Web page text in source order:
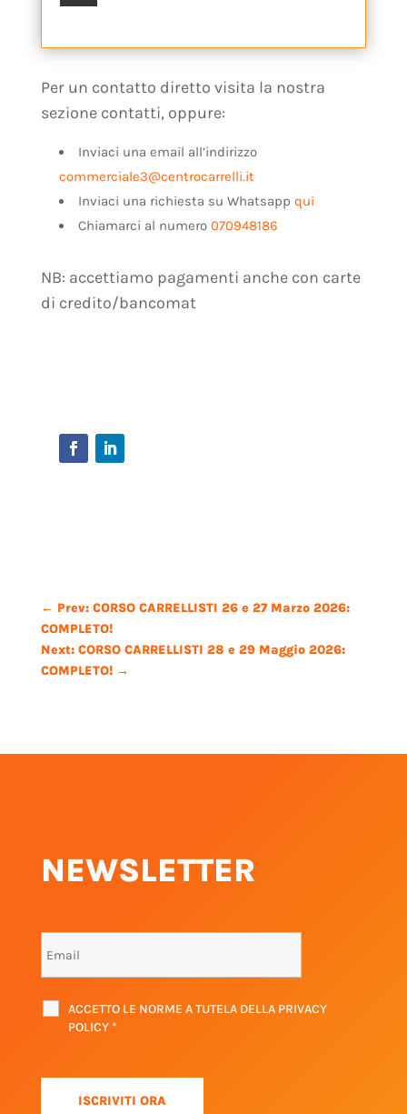
Per un contatto diretto visita la nostra
sezione contatti, oppure:
Inviaci una email all’indirizzo
commerciale3@centrocarrelli.it
Inviaci una richiesta su Whatsapp qui
Chiamarci al numero 070948186
NB: accettiamo pagamenti anche con carte
di credito/bancomat
← Prev: CORSO CARRELLISTI 26 e 27 Marzo 2026:
COMPLETO!
Next: CORSO CARRELLISTI 28 e 29 Maggio 2026:
COMPLETO!→
NEWSLETTER
ACCETTO LE NORME A TUTELA DELLA PRIVACY
POLICY *